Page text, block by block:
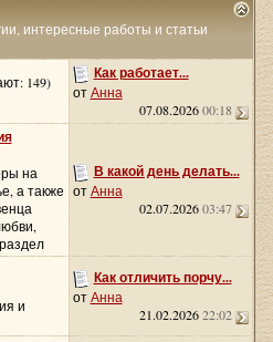
интересные работы и статьи
149)
Как работает...
отАнна
07.08.202600:18
на
а также
В какой день делать...
отАнна
02.07.202603:47
и
Как отличить порчу...
отАнна
21.02.202622:02